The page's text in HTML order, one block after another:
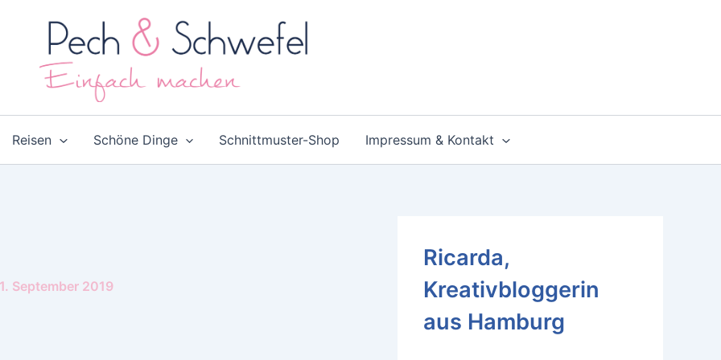
Reisen Schöne Dinge Schnittmuster-Shop Impressum & Kontakt
September 2019
Ricarda,
Kreativbloggerin
aus Hamburg